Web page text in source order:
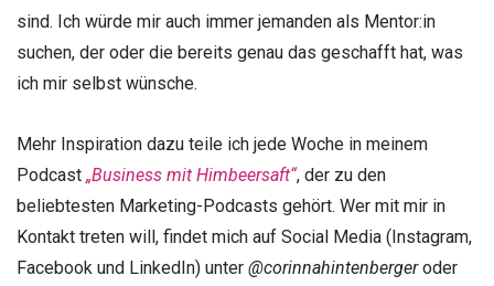
sind. Ich würde mir auch immer jemanden als Mentor:in
suchen, der oder die bereits genau das geschafft hat, was
ich mir selbst wünsche.
Mehr Inspiration dazu teile ich jede Woche in meinem
Podcast „Business mit Himbeersaft“, der zu den
beliebtesten Marketing-Podcasts gehört. Wer mit mir in
Kontakt treten will, findet mich auf Social Media (Instagram,
Facebook und LinkedIn) unter @corinnahintenbergeroder